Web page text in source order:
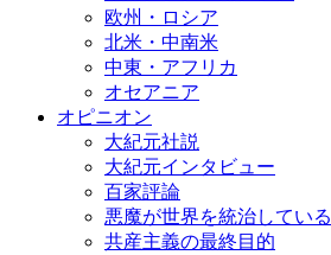
欧州・ロシア
北米・中南米
中東・アフリカ
オセアニア
オピニオン
大紀元社説
大紀元インタビュー
百家評論
悪魔が世界を統治している
共産主義の最終目的